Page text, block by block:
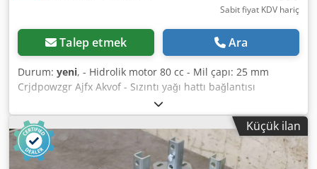
Sabit fiyat KDV hariç
Talep etmek Ara
Durum: yeni, - Hidrolik motor 80 cc - Mil çapı: 25 mm
Crjdpowzgr Ajfx Akvof - Sızıntı yağı hattı bağlantısı
Küçük ilan